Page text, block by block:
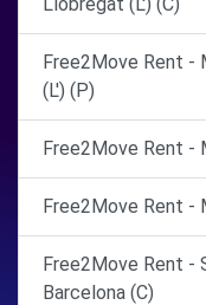
Free2Move Rent -
(L') (P)
Free2Move Rent -
Free2Move Rent -
Free2Move Rent -
Barcelona (C)